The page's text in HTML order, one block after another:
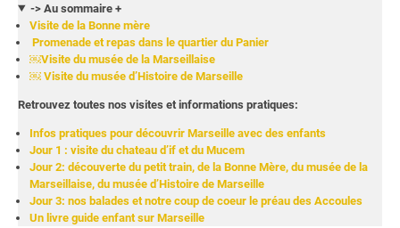
-> Au sommaire +
Visite de la Bonne mère
Promenade et repas dans le quartier du Panier
￼Visite du musée de la Marseillaise
￼ Visite du musée d’Histoire de Marseille
Retrouvez toutes nos visites et informations pratiques:
Infos pratiques pour découvrir Marseille avec des enfants
Jour 1 : visite du chateau d’if et du Mucem
Jour 2: découverte du petit train, de la Bonne Mère, du musée de la
Marseillaise, du musée d’Histoire de Marseille
Jour 3: nos balades et notre coup de coeur le préau des Accoules
Un livre guide enfant sur Marseille